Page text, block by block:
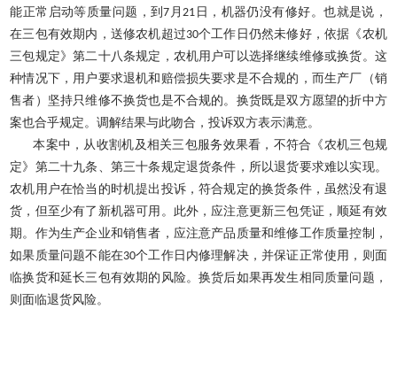
能正常启动等质量问题，到7月21 日，机器仍没有修好。也就是说，
在三包有效期内，送修农机超过30个工作日仍然未修好，依据《农机
三包规定》第二十八条规定，农机用户可以选择继续维修或换货。这
种情况下，用户要求退机和赔偿损失要求是不合规的，而生产厂（销
售者）坚持只维修不换货也是不合规的。换货既是双方愿望的折中方
案也合乎规定。调解结果与此吻合，投诉双方表示满意。
本案中，从收割机及相关三包服务效果看，不符合《农机三包规
定》第二十九条、第三十条规定退货条件，所以退货要求难以实现。
农机用户在恰当的时机提出投诉，符合规定的换货条件，虽然没有退
货，但至少有了新机器可用。此外，应注意更新三包凭证，顺延有效
期。作为生产企业和销售者，应注意产品质量和维修工作质量控制，
如果质量问题不能在30个工作日内修理解决，并保证正常使用，则面
临换货和延长三包有效期的风险。换货后如果再发生相同质量问题，
则面临退货风险。